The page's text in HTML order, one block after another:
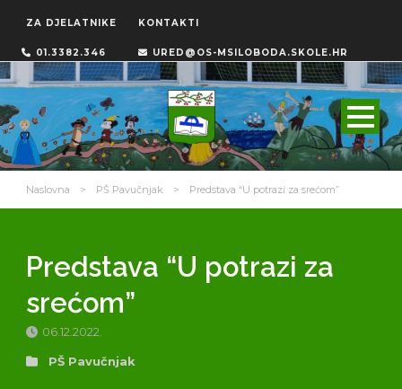
ZA DJELATNIKE KONTAKTI
01.3382.346 URED@OS-MSILOBODA.SKOLE.HR
Naslovna > PŠ Pavučnjak > Predstava “U potrazi za srećom”
Predstava “U potrazi za
srećom”
06.12.2022.
PŠ Pavučnjak